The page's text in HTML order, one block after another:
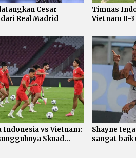
Cesar
Real Madrid
Timnas
Vietnam 0-3
Indonesia vs Vietnam:
Skuad
Shayne
sangat baik